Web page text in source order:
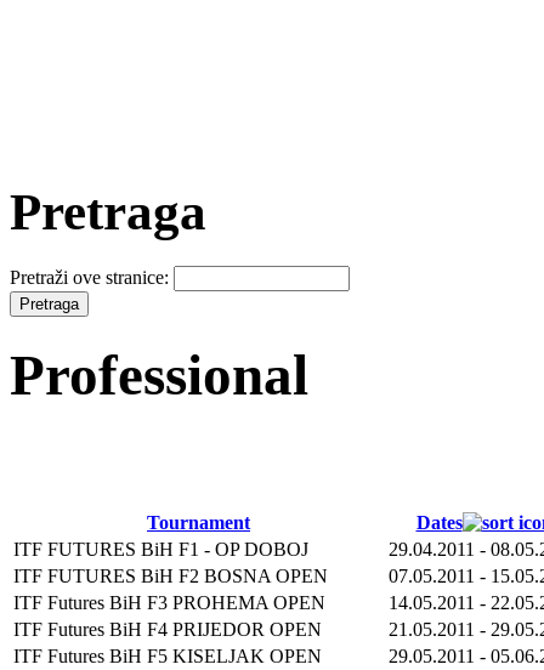
Pretraga
Pretraži ove stranice:
Professional
Tournament
Dates
ITF FUTURES BiH F1 - OP DOBOJ
29.04.2011 -
ITF FUTURES BiH F2 BOSNA OPEN
07.05.2011 -
ITF Futures BiH F3 PROHEMA OPEN
14.05.2011 -
ITF Futures BiH F4 PRIJEDOR OPEN
21.05.2011 -
ITF Futures BiH F5 KISELJAK OPEN
29.05.2011 -